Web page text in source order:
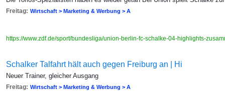
Freitag: Wirtschaft > Marketing & Werbung > A
https://www.zdf.de/sport/bundesliga/union-berlin-fc-schalke-04-highlights-
Schalker Talfahrt hält auch gegen Freiburg an | Hi
Neuer Trainer, gleicher Ausgang
Freitag: Wirtschaft > Marketing & Werbung > A